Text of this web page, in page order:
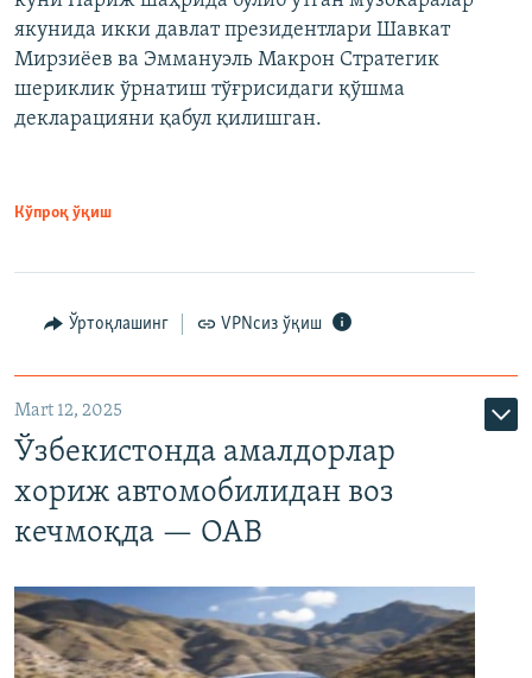
якунида икки давлат президентлари Шавкат
Мирзиёев ва Эммануэль Макрон Стратегик
шериклик ўрнатиш тўғрисидаги қўшма
декларацияни қабул қилишган.
Кўпроқ ўқиш
Ўртоқлашинг VPNсиз ўқиш
Mart 12, 2025
Ўзбекистонда амалдорлар
хориж автомобилидан воз
кечмоқда — ОАВ